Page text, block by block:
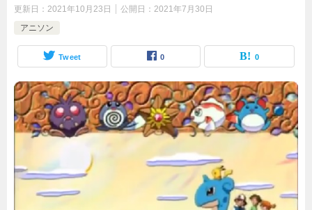
更新日： 2021年10月23日 公開日： 2021年7月30日
アニソン
Tweet 0 0